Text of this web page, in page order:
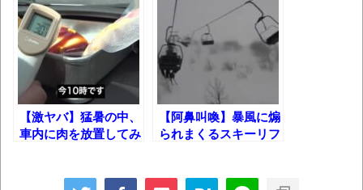
ば自分たちで紹介だ！
時代の流れ
【衝撃】道志村の骨や服、沢の上流から流
されてきた可能性・・・・・・・・・
オーストラリアの男性飛行家 太平洋横断
【中国】パトカーの前で好演技www当たり
間！
【激ヤバ】猛暑の中、
車内に肉を放置してみ
【阿鼻叫喚】暴風に煽
られまくるスキーリフ